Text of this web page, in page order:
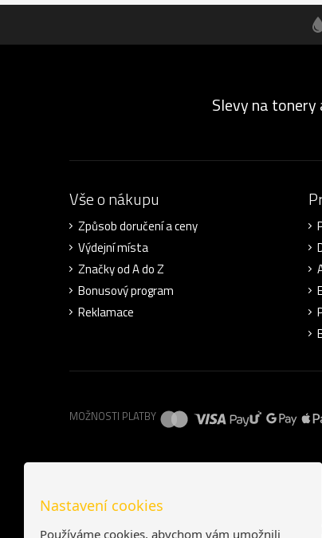
Slevy na tonery
Vše o nákupu
Způsob doručení a ceny
Výdejní místa
Značky od A do Z
Bonusový program
Reklamace
MOŽNOSTI PLATBY
Nastavení cookies
Používáme cookies, abychom vám umožnili